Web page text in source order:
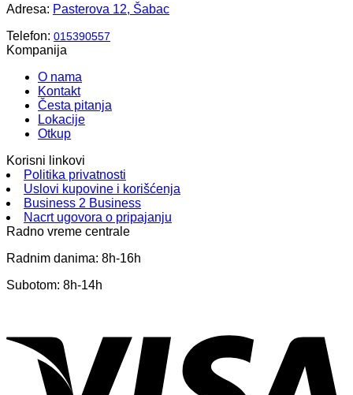
Adresa: Pasterova 12, Šabac
Telefon: 015390557
Kompanija
O nama
Kontakt
Česta pitanja
Lokacije
Otkup
Korisni linkovi
Politika privatnosti
Uslovi kupovine i korišćenja
Business 2 Business
Nacrt ugovora o pripajanju
Radno vreme centrale
Radnim danima: 8h-16h
Subotom: 8h-14h